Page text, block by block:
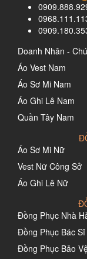
Doanh Nhân -
Áo Vest Nam
Áo Sơ Mi Nam
Áo Ghi Lê Nam
Quần Tây Nam
Áo Sơ Mi Nữ
Vest Nữ Công Sở
Áo Ghi Lê Nữ
Đồng Phục Nhà
Đồng Phục Bác
Đồng Phục Bảo